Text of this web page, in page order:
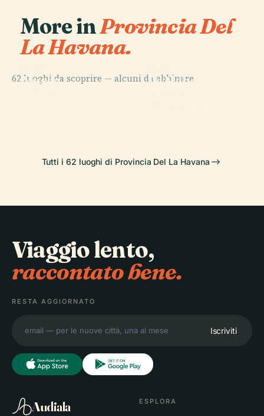
More inProvincia Del
La Havana.
62 luoghi da scoprire — alcuni da abbinare.
PLACE
La Habana
Museo
PLACE
Tutti i 62 luoghi di Provincia Del La Havana
Viaggio lento,
raccontato bene.
RESTA AGGIORNATO
Iscriviti
Audiala ESPLORA